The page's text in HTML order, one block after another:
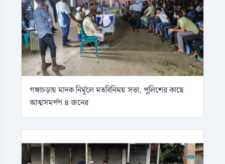
গঙ্গাচড়ায় মাদক নির্মূলে মতবিনিময় সভা, পুলিশের কাছে
আত্মসমর্পণ ৪ জনের